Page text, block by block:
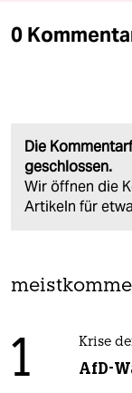
0
Die
geschlossen.
Wir öffnen die
Artikeln für
1 Krise
AfD-